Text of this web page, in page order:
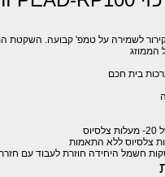
לשמירה על טמפ' קבועה. השקטת
הממוזג
בית חכם
חשמל היחידה חוזרת לעבוד עם